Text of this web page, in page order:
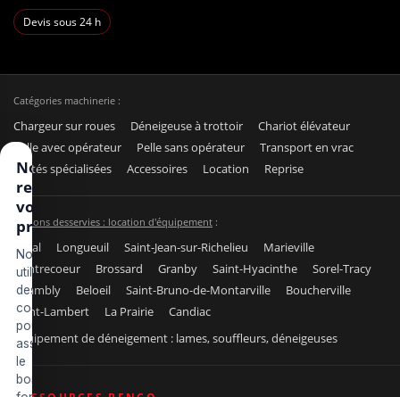
Devis sous 24 h
Catégories machinerie :
Chargeur sur roues Déneigeuse à trottoir
Chariot élévateur
Pelle avec opérateur
Pelle sans opérateur
Transport en vrac
Unités spécialisées
Accessoires Location Reprise
Régions desservies : location d'équipement :
Laval Longueuil Saint-Jean-sur-Richelieu
Marieville
Contrecoeur
Brossard Granby Saint-Hyacinthe
Sorel-Tracy
Chambly
Beloeil Saint-Bruno-de-Montarville
Boucherville
Saint-Lambert
La Prairie
Candiac
Équipement de déneigement : lames, souffleurs, déneigeuses
Nous
respectons
votre vie
privée
Nous
utilisons
des
cookies
pour
assurer
le
bon